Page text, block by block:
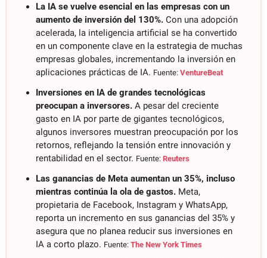
La IA se vuelve esencial en las empresas con un
aumento de inversión del 130%. Con una adopción
acelerada, la inteligencia artificial se ha convertido
en un componente clave en la estrategia de muchas
empresas globales, incrementando la inversión en
aplicaciones prácticas de IA. Fuente: VentureBeat
Inversiones en IA de grandes tecnológicas
preocupan a inversores. A pesar del creciente
gasto en IA por parte de gigantes tecnológicos,
algunos inversores muestran preocupación por los
retornos, reflejando la tensión entre innovación y
rentabilidad en el sector. Fuente: Reuters
Las ganancias de Meta aumentan un 35%, incluso
mientras continúa la ola de gastos. Meta,
propietaria de Facebook, Instagram y WhatsApp,
reporta un incremento en sus ganancias del 35% y
asegura que no planea reducir sus inversiones en
IA a corto plazo. Fuente: The New York Times